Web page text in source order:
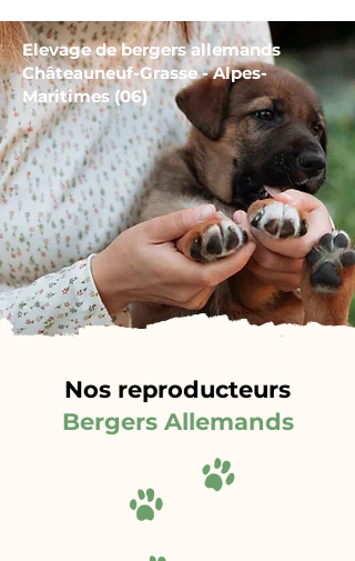
Elevage de bergers allemands
Châteauneuf-Grasse - Alpes-
Maritimes (06)
Nos reproducteurs
Bergers Allemands